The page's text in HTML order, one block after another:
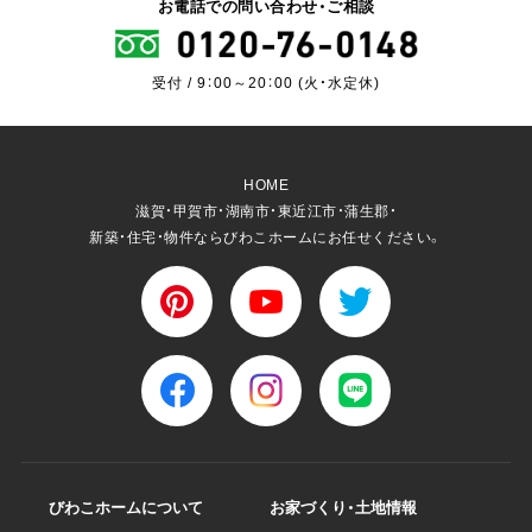
お電話での問い合わせ・ご相談
受付 / 9：00～20：00 (火・水定休)
HOME
滋賀・甲賀市・湖南市・東近江市・蒲生郡・
新築・住宅・物件ならびわこホームにお任せください。
びわこホームについて お家づくり・土地情報